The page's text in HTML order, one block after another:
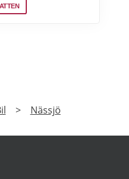
hos
och få exklusiv